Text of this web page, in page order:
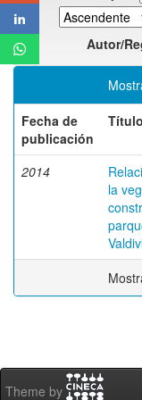
Autor/
Fecha de
publicación
Título
2014
la
Theme by